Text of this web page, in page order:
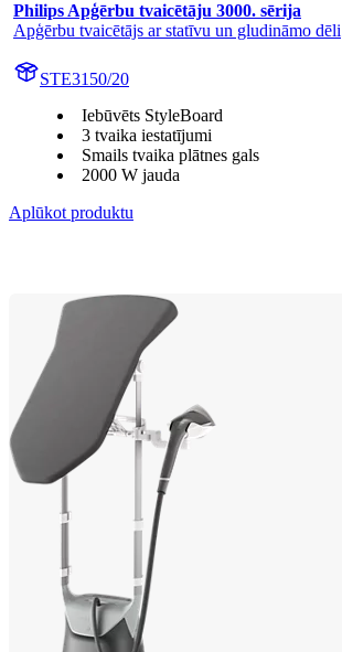
Philips Apģērbu tvaicētāju 3000. sērija
Apģērbu tvaicētājs ar statīvu un gludināmo dēli
STE3150/20
Iebūvēts StyleBoard
3 tvaika iestatījumi
Smails tvaika plātnes gals
2000 W jauda
Aplūkot produktu